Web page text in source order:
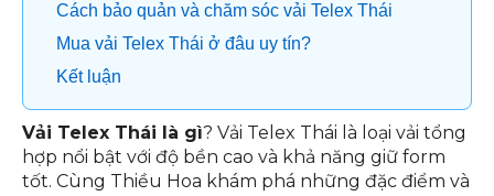
Cách bảo quản và chăm sóc vải Telex Thái
Mua vải Telex Thái ở đâu uy tín?
Kết luận
Vải Telex Thái là gì? Vải Telex Thái là loại vải tổng
hợp nổi bật với độ bền cao và khả năng giữ form
tốt. Cùng Thiều Hoa khám phá những đặc điểm và